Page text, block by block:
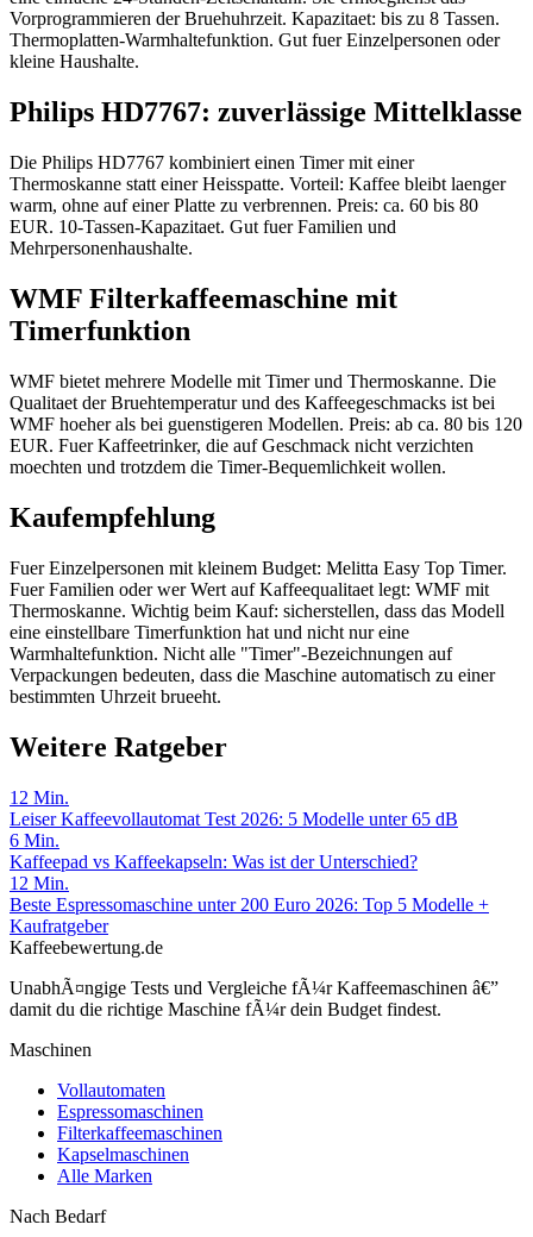
Vorprogrammieren der Bruehuhrzeit. Kapazitaet: bis zu 8 Tassen.
Thermoplatten-Warmhaltefunktion. Gut fuer Einzelpersonen oder
kleine Haushalte.
Philips HD7767: zuverlässige Mittelklasse
Die Philips HD7767 kombiniert einen Timer mit einer
Thermoskanne statt einer Heisspatte. Vorteil: Kaffee bleibt laenger
warm, ohne auf einer Platte zu verbrennen. Preis: ca. 60 bis 80
EUR. 10-Tassen-Kapazitaet. Gut fuer Familien und
Mehrpersonenhaushalte.
WMF Filterkaffeemaschine mit
Timerfunktion
WMF bietet mehrere Modelle mit Timer und Thermoskanne. Die
Qualitaet der Bruehtemperatur und des Kaffeegeschmacks ist bei
WMF hoeher als bei guenstigeren Modellen. Preis: ab ca. 80 bis 120
EUR. Fuer Kaffeetrinker, die auf Geschmack nicht verzichten
moechten und trotzdem die Timer-Bequemlichkeit wollen.
Kaufempfehlung
Fuer Einzelpersonen mit kleinem Budget: Melitta Easy Top Timer.
Fuer Familien oder wer Wert auf Kaffeequalitaet legt: WMF mit
Thermoskanne. Wichtig beim Kauf: sicherstellen, dass das Modell
eine einstellbare Timerfunktion hat und nicht nur eine
Warmhaltefunktion. Nicht alle "Timer"-Bezeichnungen auf
Verpackungen bedeuten, dass die Maschine automatisch zu einer
bestimmten Uhrzeit brueeht.
Weitere Ratgeber
12 Min.
Leiser Kaffeevollautomat Test 2026: 5 Modelle unter 65 dB
6 Min.
Kaffeepad vs Kaffeekapseln: Was ist der Unterschied?
12 Min.
Beste Espressomaschine unter 200 Euro 2026: Top 5 Modelle +
Kaufratgeber
Kaffeebewertung.de
UnabhÃ¤ngige Tests und Vergleiche fÃ¼r Kaffeemaschinen â€”
damit du die richtige Maschine fÃ¼r dein Budget findest.
Maschinen
Vollautomaten
Espressomaschinen
Filterkaffeemaschinen
Kapselmaschinen
Alle Marken
Nach Bedarf